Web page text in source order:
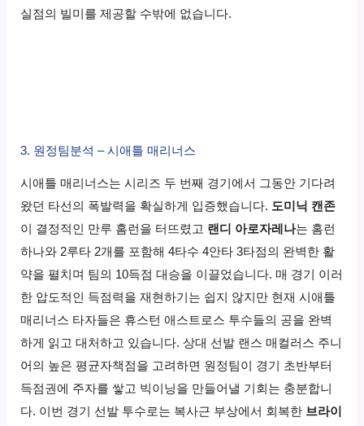
실점의 빌미를 제공할 수밖에 없습니다.
3. 원정팀분석 – 시애틀 매리너스
시애틀 매리너스는 시리즈 두 번째 경기에서 그동안 기다려
왔던 타선의 폭발력을 확실하게 입증했습니다. 도미닉 캔존
이 결정적인 만루 홈런을 터뜨렸고 랜디 아로자레나는 홈런
하나와 2루타 2개를 포함해 4타수 4안타 3타점의 완벽한 활
약을 펼치며 팀의 10득점 대승을 이끌었습니다. 매 경기 이러
한 압도적인 득점력을 재현하기는 쉽지 않지만 현재 시애틀
매리너스 타자들은 휴스턴 애스트로스 투수들의 공을 완벽
하게 읽고 대처하고 있습니다. 상대 선발 랜스 매컬러스 주니
어의 높은 평균자책점을 고려하면 원정팀이 경기 초반부터
득점권에 주자를 쌓고 빅이닝을 만들어낼 기회는 충분합니
다. 이번 경기 선발 투수로는 복사근 부상에서 회복한 브라이